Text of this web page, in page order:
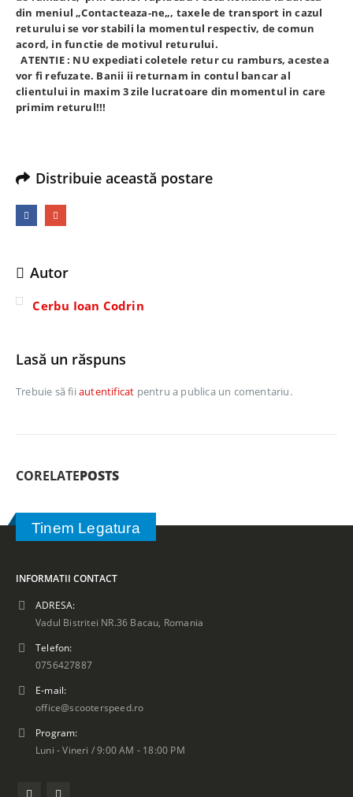
din meniul „Contacteaza-ne„, taxele de transport in cazul
returului se vor stabili la momentul respectiv, de comun
acord, in functie de motivul returului.
ATENTIE : NU expediati coletele retur cu ramburs, acestea
vor fi refuzate. Banii ii returnam in contul bancar al
clientului in maxim 3 zile lucratoare din momentul in care
primim returul!!!
Distribuie această postare
Autor
Cerbu Ioan Codrin
Lasă un răspuns
Trebuie să fii autentificat pentru a publica un comentariu.
CORELATEPOSTS
Tinem Legatura
INFORMATII CONTACT
ADRESA:
Vadul Bistritei NR.36 Bacau, Romania
Telefon:
0756427887
E-mail:
office@scooterspeed.ro
Program:
Luni - Vineri / 9:00 AM - 18:00 PM